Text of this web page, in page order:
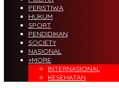
PERISTIWA
HUKUM
SPORT
PENDIDIKAN
SOCIETY
NASIONAL
+MORE
INTERNASIONAL
KESEHATAN